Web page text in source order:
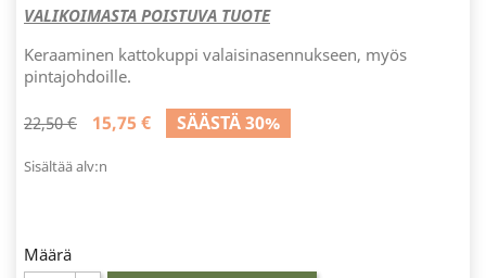
VALIKOIMASTA POISTUVA TUOTE
Keraaminen kattokuppi valaisinasennukseen, myös
pintajohdoille.
22,50 € 15,75 € SÄÄSTÄ 30%
Sisältää alv:n
Määrä